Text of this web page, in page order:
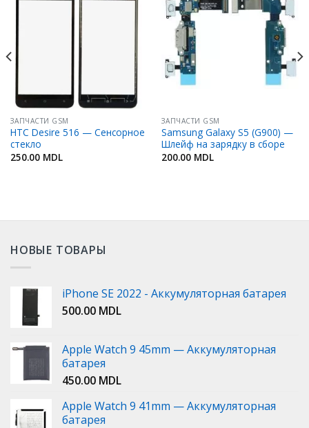
ЗАПЧАСТИ GSM
HTC Desire 516 — Сенсорное
стекло
250.00 MDL
Добавить
в
Избранное
ЗАПЧАСТИ GSM
Samsung Galaxy S5 (G900) —
Шлейф на зарядку в сборе
200.00 MDL
НОВЫЕ ТОВАРЫ
iPhone SE 2022 - Аккумуляторная батарея
500.00 MDL
Apple Watch 9 45mm — Аккумуляторная
батарея
450.00 MDL
Apple Watch 9 41mm — Аккумуляторная
батарея